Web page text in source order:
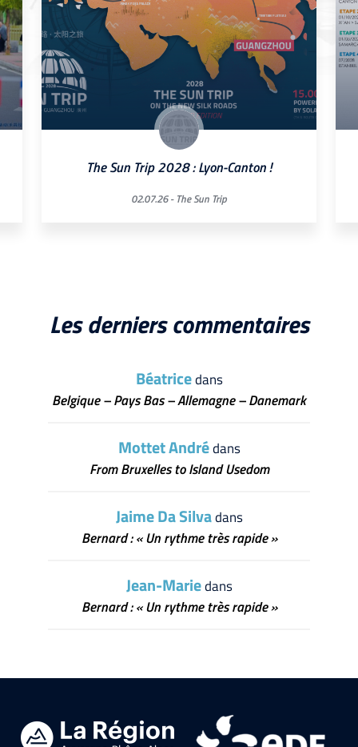
The Sun Trip 2028 : Lyon-Canton !
02.07.26 - The Sun Trip
Les derniers commentaires
Béatricedans
Belgique – Pays Bas – Allemagne – Danemark
Mottet Andrédans
From Bruxelles to Island Usedom
Jaime Da Silvadans
Bernard : « Un rythme très rapide »
Jean-Mariedans
Bernard : « Un rythme très rapide »